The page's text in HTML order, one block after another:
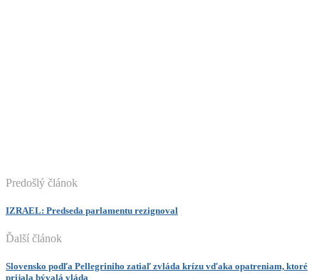
Predošlý článok
IZRAEL: Predseda parlamentu rezignoval
Ďalší článok
Slovensko podľa Pellegriniho zatiaľ zvláda krízu vďaka opatreniam, ktoré
prijala bývalá vláda